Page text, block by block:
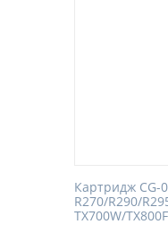
Картридж CG-
R270/R290/
TX700W/